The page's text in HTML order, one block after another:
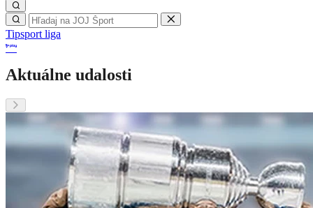
Tipsport liga
Aktuálne udalosti